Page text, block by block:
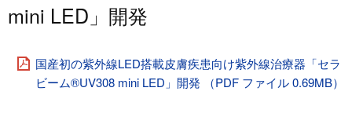
mini LED」開発
国産初の紫外線LED搭載⽪膚疾患向け紫外線治療器「セラ
ビーム®UV308 mini LED」開発 （PDF ファイル 0.69MB）